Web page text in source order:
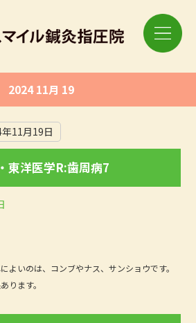
2024 11月 19
11月19日
東洋医学R:歯周病7
よいのは、コンブやナス、サンショウです。
ります。